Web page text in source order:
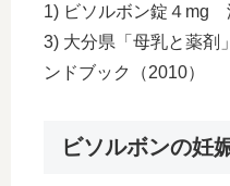
1) ビソルボン錠４mg
3) 大分県「母乳と薬
ンドブック（2010）
ビソルボンの妊